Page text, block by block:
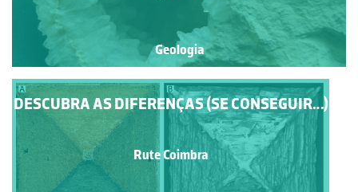
Geologia
DESCUBRA AS DIFERENÇAS (SE CONSEGUIR…)
Rute Coimbra